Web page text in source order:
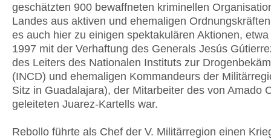
geschätzten 900 bewaffneten kriminellen
Landes aus aktiven und ehemaligen
es auch hier zu einigen spektakulären Aktionen,
1997 mit der Verhaftung des Generals Jesús
des Leiters des Nationalen Instituts zur
(INCD) und ehemaligen Kommandeurs der
Sitz in Guadalajara), der Mitarbeiter des von Amado
geleiteten Juarez-Kartells war.
Rebollo führte als Chef der V. Militärregion einen